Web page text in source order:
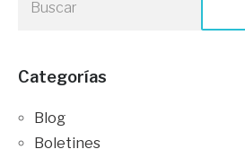
Categorías
Blog
Boletines